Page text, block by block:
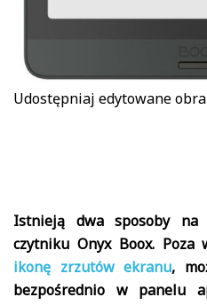
Udostępniaj edytowane
Istnieją dwa sposoby
czytniku Onyx Boox.
ikonę zrzutów ekranu,
bezpośrednio w panelu